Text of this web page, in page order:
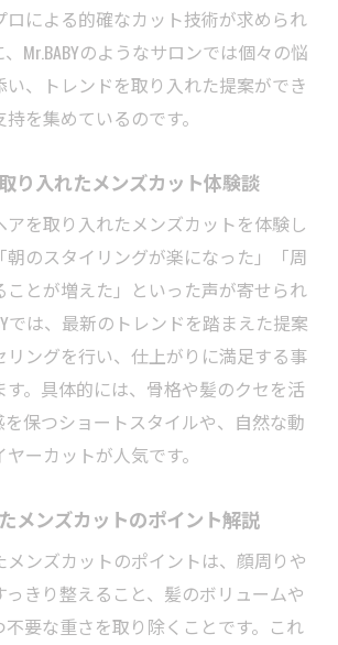
ロによる的確なカット技術が求められ
Mr.BABYのようなサロンでは個々の悩
い、トレンドを取り入れた提案ができ
を集めているのです。
り入れたメンズカット体験談
アを取り入れたメンズカットを体験し
朝のスタイリングが楽になった」「周
ことが増えた」といった声が寄せられ
では、最新のトレンドを踏まえた提案
リングを行い、仕上がりに満足する事
。具体的には、骨格や髪のクセを活
を保つショートスタイルや、自然な動
ーカットが人気です。
メンズカットのポイント解説
メンズカットのポイントは、顔周りや
きり整えること、髪のボリュームや
不要な重さを取り除くことです。これ